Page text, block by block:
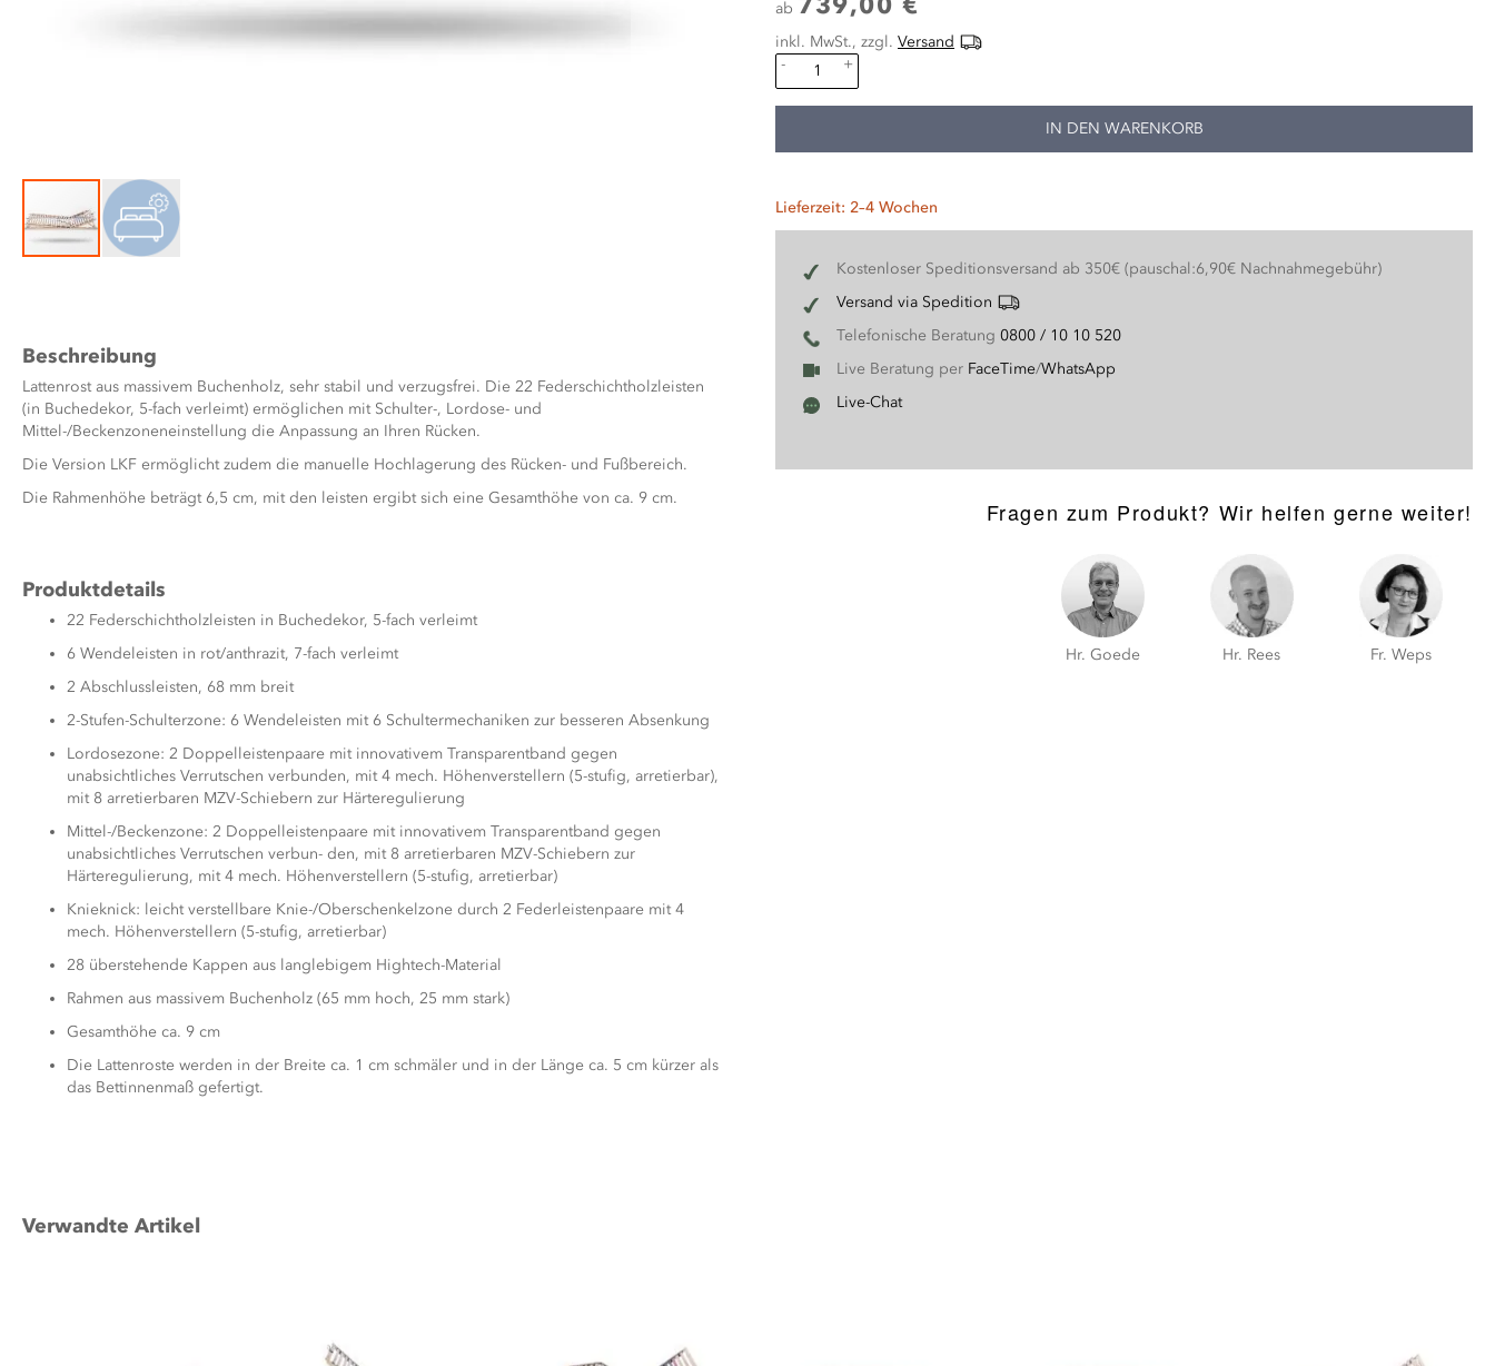
springen
ab
inkl. MwSt., zzgl. Versand
-
+
IN DEN WARENKORB
Lieferzeit: 2–4 Wochen
Kostenloser Speditionsversand ab 350€ (pauschal:6,90€ Nachnahmegebühr)
Versand via Spedition
Telefonische Beratung 0800 / 10 10 520
Live Beratung per FaceTime/WhatsApp
Live-Chat
Fragen zum Produkt? Wir helfen gerne weiter!
Hr. Goede Hr. Rees Fr. Weps
Beschreibung
Lattenrost aus massivem Buchenholz, sehr stabil und verzugsfrei. Die 22 Federschichtholzleisten
(in Buchedekor, 5-fach verleimt) ermöglichen mit Schulter-, Lordose- und
Mittel-/Beckenzoneneinstellung die Anpassung an Ihren Rücken.
Die Version LKF ermöglicht zudem die manuelle Hochlagerung des Rücken- und Fußbereich.
Die Rahmenhöhe beträgt 6,5 cm, mit den leisten ergibt sich eine Gesamthöhe von ca. 9 cm.
Produktdetails
22 Federschichtholzleisten in Buchedekor, 5-fach verleimt
6 Wendeleisten in rot/anthrazit, 7-fach verleimt
2 Abschlussleisten, 68 mm breit
2-Stufen-Schulterzone: 6 Wendeleisten mit 6 Schultermechaniken zur besseren Absenkung
Lordosezone: 2 Doppelleistenpaare mit innovativem Transparentband gegen
unabsichtliches Verrutschen verbunden, mit 4 mech. Höhenverstellern (5-stufig, arretierbar),
mit 8 arretierbaren MZV-Schiebern zur Härteregulierung
Mittel-/Beckenzone: 2 Doppelleistenpaare mit innovativem Transparentband gegen
unabsichtliches Verrutschen verbun- den, mit 8 arretierbaren MZV-Schiebern zur
Härteregulierung, mit 4 mech. Höhenverstellern (5-stufig, arretierbar)
Knieknick: leicht verstellbare Knie-/Oberschenkelzone durch 2 Federleistenpaare mit 4
mech. Höhenverstellern (5-stufig, arretierbar)
28 überstehende Kappen aus langlebigem Hightech-Material
Rahmen aus massivem Buchenholz (65 mm hoch, 25 mm stark)
Gesamthöhe ca. 9 cm
Die Lattenroste werden in der Breite ca. 1 cm schmäler und in der Länge ca. 5 cm kürzer als
das Bettinnenmaß gefertigt.
Verwandte Artikel